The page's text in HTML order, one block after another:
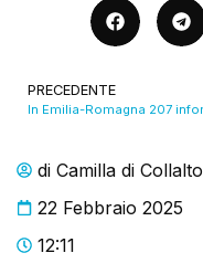
di Camilla di Collalto
22 Febbraio 2025
12:11
PRECEDENTE